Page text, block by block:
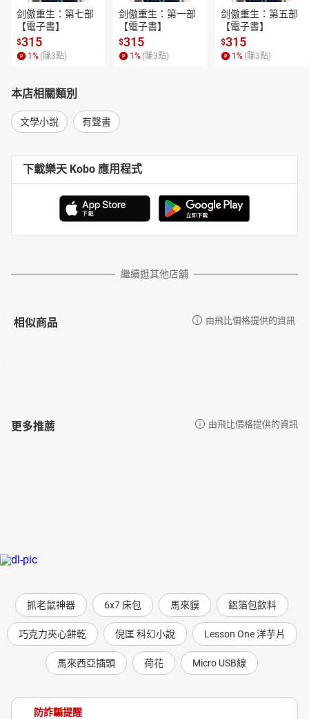
剑傲重生：第七部
【電子書】
$315
1% (賺3點)
剑傲重生：第一部
【電子書】
$315
1% (賺3點)
剑傲重生：第五部
【電子書】
$315
1% (賺3點)
本店相關類別
文學小說 有聲書
下載樂天 Kobo 應用程式
繼續逛其他店舖
相似商品 由飛比價格提供的資訊
更多推薦 由飛比價格提供的資訊
抓老鼠神器 6x7 床包 馬來貘 鋁箔包飲料
巧克力夾心餅乾 倪匡 科幻小說 Lesson One 洋芋片
馬來西亞插頭 荷花 Micro USB線
防詐騙提醒